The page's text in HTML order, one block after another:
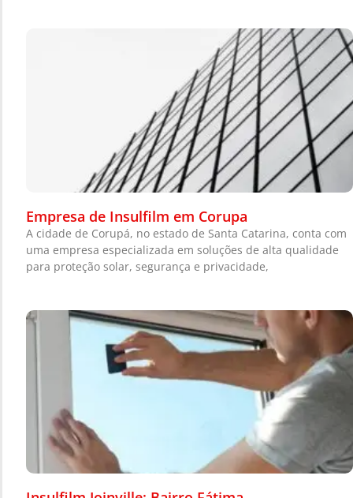
Empresa de Insulfilm em Corupa
A cidade de Corupá, no estado de Santa Catarina, conta com
uma empresa especializada em soluções de alta qualidade
para proteção solar, segurança e privacidade,